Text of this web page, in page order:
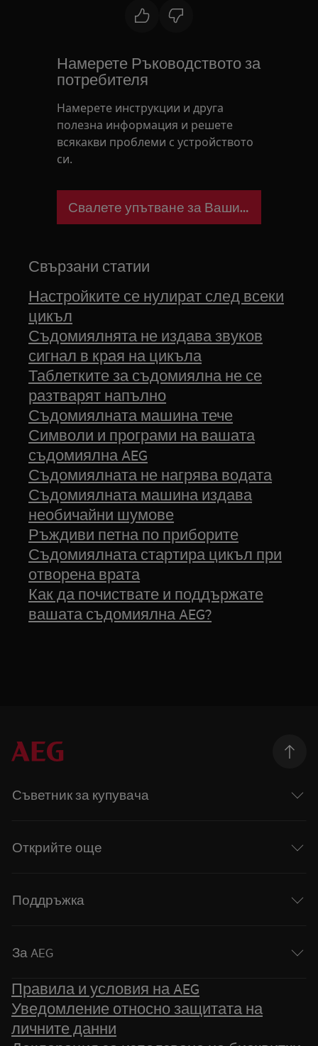
Намерете Ръководството за
потребителя
Намерете инструкции и друга
полезна информация и решете
всякакви проблеми с устройството
си.
Свалете упътване за Вашия уред
Свързани статии
Настройките се нулират след всеки
цикъл
Съдомиялнята не издава звуков
сигнал в края на цикъла
Таблетките за съдомиялна не се
разтварят напълно
Съдомиялната машина тече
Символи и програми на вашата
съдомиялна AEG
Съдомиялната не нагрява водата
Съдомиялната машина издава
необичайни шумове
Ръждиви петна по приборите
Съдомиялната стартира цикъл при
отворена врата
Как да почиствате и поддържате
вашата съдомиялна AEG?
Съветник за купувача
Открийте още
Поддръжка
За AEG
Правила и условия на AEG
Уведомление относно защитата на
личните данни